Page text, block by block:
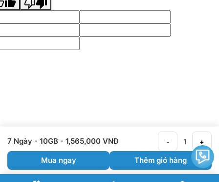
7 Ngày - 10GB - 1,565,000 VNĐ - +
Mua ngay Thêm giỏ hàng